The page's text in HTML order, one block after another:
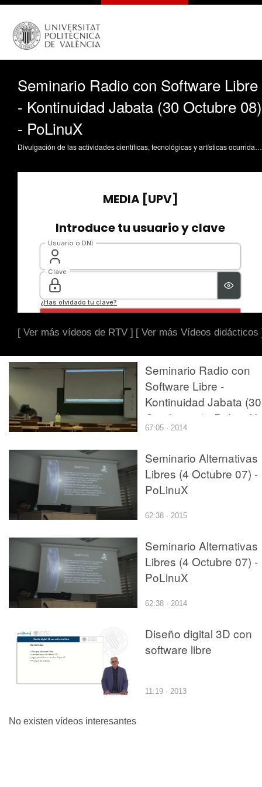
Seminario Radio con Software Libre
- Kontinuidad Jabata (30 Octubre 08)
- PoLinuX
Divulgación de las actividades científicas, tecnológicas y artísticas ocurridas en los tres campus de la UPV
[ Ver más vídeos de RTV ] [ Ver más Vídeos didácticos
Seminario Radio con
Software Libre -
Kontinuidad Jabata (30
Octubre 08) - PoLinuX
67:05 · 2014
Seminario Alternativas
Libres (4 Octubre 07) -
PoLinuX
62:38 · 2015
Seminario Alternativas
Libres (4 Octubre 07) -
PoLinuX
62:38 · 2014
Diseño digital 3D con
software libre
11:19 · 2013
No existen vídeos interesantes